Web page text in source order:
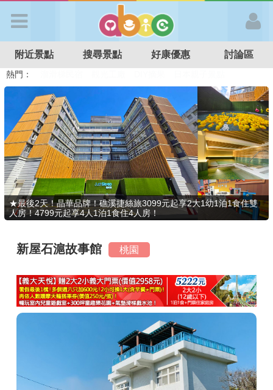
APP登入
首 頁
搜尋景點
好康優惠
最新消息
最新留言
商家合作
附近景點 搜尋景點 好康優惠 討論區
熱門：
特色遊戲場
親子住房優惠 台北親子餐廳 溫泉泡湯SPA
★最後2天！晶華品牌！礁溪捷絲旅3099元起享2大1幼1泊1食住雙
人房！4799元起享4人1泊1食住4人房！
新屋石滬故事館 桃園